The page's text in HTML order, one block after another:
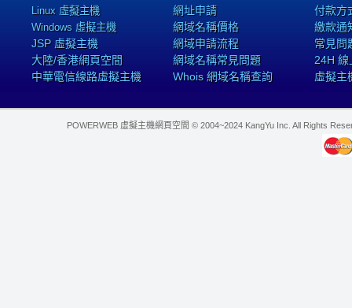
Linux 虛擬主機
Windows 虛擬主機
JSP 虛擬主機
大陸/香港網頁空間
中華電信線路虛擬主機
網址申請
網域名稱價格
網域申請流程
網域名稱常見問題
Whois 網域名稱查詢
付款方
繳款通
常見問
24H 線
虛擬主
POWERWEB 虛擬主機網頁空間 © 2004~2024 KangYu Inc. All Rights